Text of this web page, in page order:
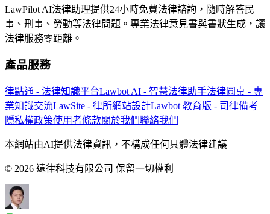
LawPilot AI法律助理提供24小時免費法律諮詢，隨時解答民
事、刑事、勞動等法律問題。專業法律意見書與書狀生成，讓
法律服務零距離。
產品服務
律點通 - 法律知識平台Lawbot AI - 智慧法律助手法律圓桌 - 專
業知識交流LawSite - 律所網站設計Lawbot 教育版 - 司律備考
隱私權政策使用者條款關於我們聯絡我們
本網站由AI提供法律資訊，不構成任何具體法律建議
© 2026 遠律科技有限公司 保留一切權利